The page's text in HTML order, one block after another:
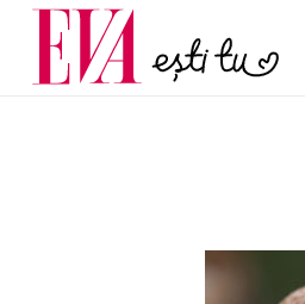
Carieră
Actualitate